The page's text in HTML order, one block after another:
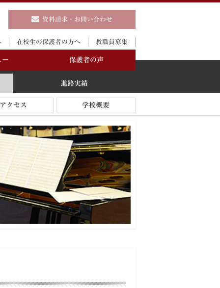
進路実績
説明会
ー 保護者の声
在校生の保護者の方へ 教職員募集
資料請求・お問い合わせ
進路実績
アクセス 学校概要